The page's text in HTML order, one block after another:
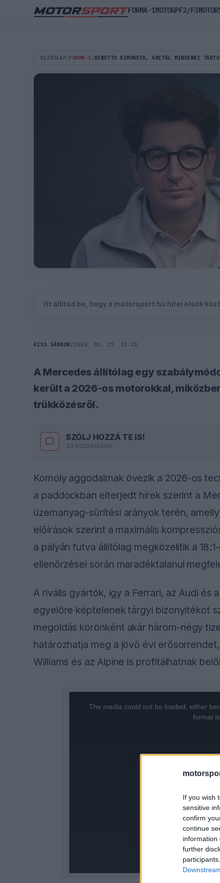
If you wish
sensitive
confirm
continue
information
further
KEZDŐLAP FORMA-1 BINOTTO KIMONDTA, AMITŐL MINDENKI
Itt állítsd be, hogy a motorsport.hu hírei elsők
KISS SÁNDOR / 2026. 01. 21. 11:33
A Mercedes állítólag egy
került a 2026-os motorokkal,
trükközésről.
SZÓLJ HOZZÁ TE IS!
33 hozzászólás.
Komoly aggodalmak övezik a 2026-os
a paddockban elterjedt hírek szerint a
üzemanyag-sűrítési arányok terén,
előírások szerint a maximális
a pályán futva állítólag megközelítik a
ellenőrzései során maradéktalanul
A rivális gyártók, így a Ferrari, az Audi és
egyelőre képtelenek tárgyi bizonyítékot
megoldás körönként akár három-négy
határozhatja meg a jövő évi
Williams és az Alpine is profitálhatnak
The media could not be loaded, either
format
FORMA-1MOTOGPF2/F3